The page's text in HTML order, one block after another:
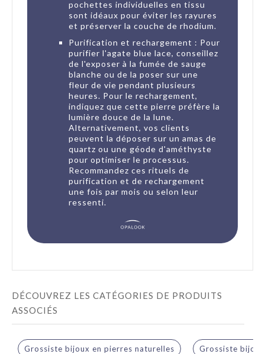
pochettes individuelles en tissu
sont idéaux pour éviter les rayures
et préserver la couche de rhodium.
Purification et rechargement : Pour
purifier l'agate blue lace, conseillez
de l'exposer à la fumée de sauge
blanche ou de la poser sur une
fleur de vie pendant plusieurs
heures. Pour le rechargement,
indiquez que cette pierre préfère la
lumière douce de la lune.
Alternativement, vos clients
peuvent la déposer sur un amas de
quartz ou une géode d'améthyste
pour optimiser le processus.
Recommandez ces rituels de
purification et de rechargement
une fois par mois ou selon leur
ressenti.
DÉCOUVREZ LES CATÉGORIES DE PRODUITS
ASSOCIÉS
Grossiste bijoux en pierres naturelles Grossiste